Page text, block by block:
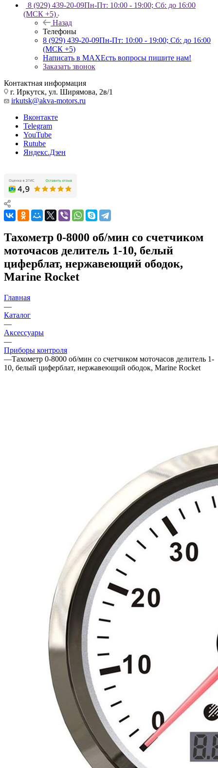
8 (929) 439-20-09Пн-Пт: 10:00 - 19:00; Сб: до 16:00
(МСК +5)
Назад
Телефоны
8 (929) 439-20-09Пн-Пт: 10:00 - 19:00; Сб: до 16:00
(МСК +5)
Написать в MAXЕсть вопросы пишите нам!
Заказать звонок
Контактная информация
г. Иркутск, ул. Ширямова, 2в/1
irkutsk@akva-motors.ru
Вконтакте
Telegram
YouTube
Rutube
Яндекс.Дзен
Тахометр 0-8000 об/мин со счетчиком
моточасов делитель 1-10, белый
циферблат, нержавеющий ободок,
Marine Rocket
Главная
—
Каталог
—
Аксессуары
—
Приборы контроля
—Тахометр 0-8000 об/мин со счетчиком моточасов делитель 1-
10, белый циферблат, нержавеющий ободок, Marine Rocket